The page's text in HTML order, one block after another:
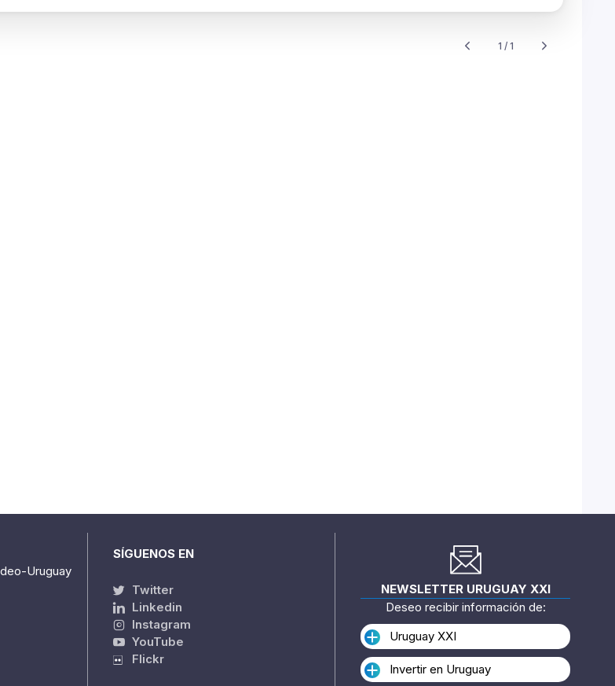
1 / 1
Uruguay
SÍGUENOS EN
Twitter
Linkedin
Instagram
YouTube
Flickr
NEWSLETTER URUGUAY XXI
Deseo recibir información de:
Uruguay XXI
Invertir en Uruguay